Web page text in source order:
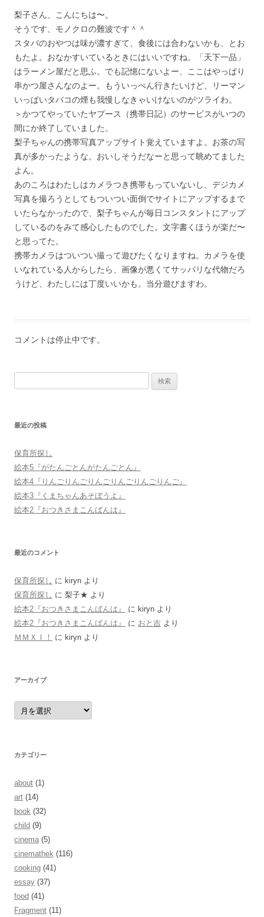
梨子さん、こんにちは〜。
そうです、モノクロの難波です＾＾
スタバのおやつは味が濃すぎて、食後には合わないかも、とお
もたよ。おなかすいているときにはいいですね。「天下一品」
はラーメン屋だと思ふ。でも記憶にないよー、ここはやっぱり
串かつ屋さんなのよー。もういっぺん行きたいけど、リーマン
いっぱいタバコの煙も我慢しなきゃいけないのがツライわ。
＞かつてやっていたヤプース（携帯日記）のサービスがいつの
間にか終了していました。
梨子ちゃんの携帯写真アップサイト覚えていますよ。お茶の写
真が多かったような。おいしそうだなーと思って眺めてました
よん。
あのころはわたしはカメラつき携帯もっていないし、デジカメ
写真を撮ろうとしてもついつい面倒でサイトにアップするまで
いたらなかったので、梨子ちゃんが毎日コンスタントにアップ
しているのをみて感心したものでした。文字書くほうが楽だ〜
と思ってた。
携帯カメラはついつい撮って遊びたくなりますね。カメラを使
いなれている人からしたら、画像が悪くてサッパリな代物だろ
うけど、わたしには丁度いいかも。当分遊びますわ。
コメントは停止中です。
最近の投稿
保育所探し
絵本5『がたんごとんがたんごとん』
絵本4『りんごりんごりんごりんごりんごりんご』
絵本3『くまちゃんあそぼうよ』
絵本2『おつきさまこんばんは』
最近のコメント
保育所探し に kiryn より
保育所探し に 梨子★ より
絵本2『おつきさまこんばんは』
に kiryn より
絵本2『おつきさまこんばんは』
に おと吉 より
ＭＭＸＩ！
に kiryn より
アーカイブ
ア
ー
カ
カテゴリー
about (1)
art (14)
book (32)
child (9)
cinema (5)
cinemathek (116)
cooking (41)
essay (37)
food (41)
Fragment (11)